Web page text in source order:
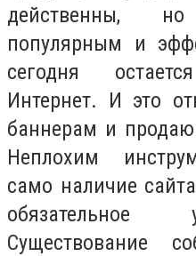
действенны,
популярным и
сегодня
Интернет. И это
баннерам и
Неплохим
само наличие
обязательное
Существование